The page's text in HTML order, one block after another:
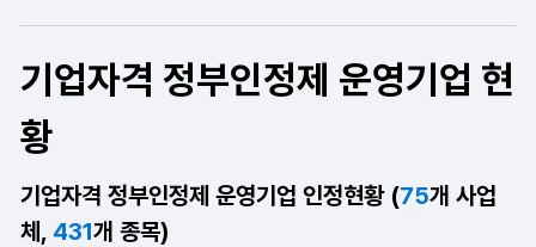
기업자격 정부인정제 운영기업 현
황
기업자격 정부인정제 운영기업 인정현황 (75개 사업
체, 431개 종목)